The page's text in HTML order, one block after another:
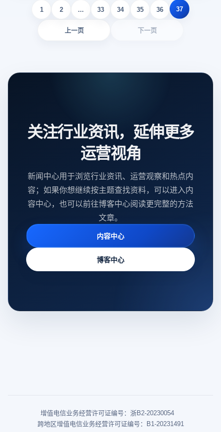
上一页
1 2 ... 33 34 35 36 37
下一页
关注行业资讯，延伸更多
运营视角
新闻中心用于浏览行业资讯、运营观察和热点内
容；如果你想继续按主题查找资料，可以进入内
容中心，也可以前往博客中心阅读更完整的方法
文章。
内容中心
博客中心
增值电信业务经营许可证编号：浙B2-20230054
跨地区增值电信业务经营许可证编号：B1-20231491